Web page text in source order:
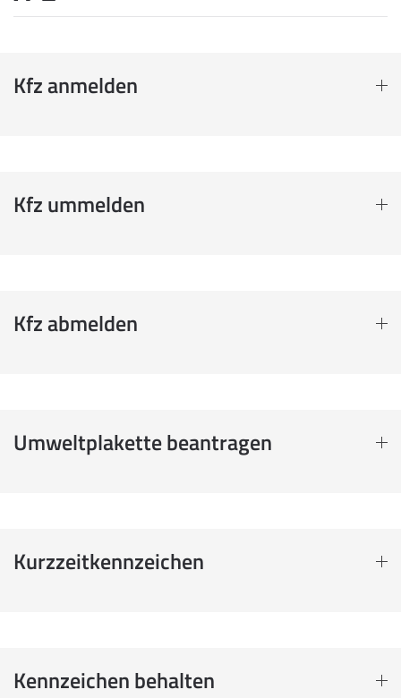
Kfz anmelden
Kfz ummelden
Kfz abmelden
Umweltplakette beantragen
Kurzzeitkennzeichen
Kennzeichen behalten